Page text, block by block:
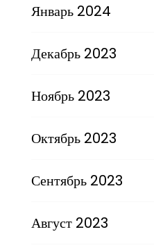
Январь 2024
Декабрь 2023
Ноябрь 2023
Октябрь 2023
Сентябрь 2023
Август 2023